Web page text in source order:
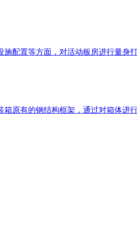
配置等方面，对活动板房进行量身打
原有的钢结构框架，通过对箱体进